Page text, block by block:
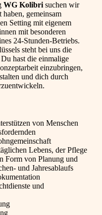
WG Kolibri suchen wir
gemeinsam
Setting mit eigenem
mit besonderen
24-Stunden-Betriebs.
steht bei uns die
hast die einmalige
einzubringen,
und dich durch
von Menschen
Lebens, der Pflege
Form von Planung und
und Jahresablaufs
und